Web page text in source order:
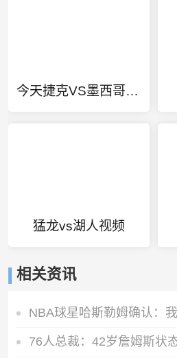
今天捷克VS墨西哥直播
猛龙vs湖人视频
相关资讯